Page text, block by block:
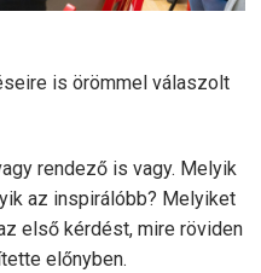
is örömmel válaszolt
rendező is vagy. Melyik
az inspirálóbb? Melyiket
első kérdést, mire röviden
előnyben.